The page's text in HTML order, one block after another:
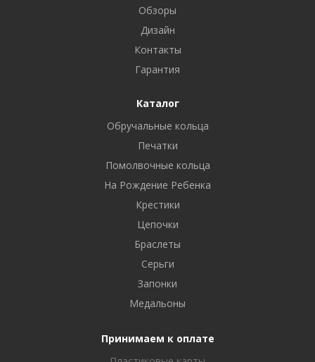
Обзоры
Дизайн
Контакты
Гарантия
Каталог
Обручальные кольца
Печатки
Помолвочные кольца
На Рождение Ребенка
Крестики
Цепочки
Браслеты
Серьги
Запонки
Медальоны
Принимаем к оплате